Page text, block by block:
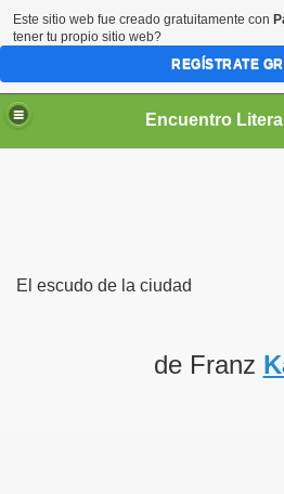
El escudo de la ciudad
de Franz
Este sitio web fue creado gratuitamente con
tener tu propio sitio web?
REGÍSTRATE